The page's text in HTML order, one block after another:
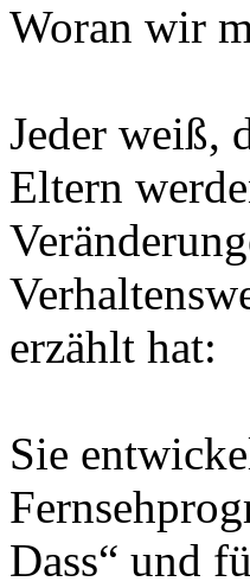
Woran wir
Jeder weiß,
Eltern
erzählt hat:
Sie
Dass“ und